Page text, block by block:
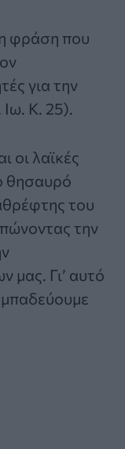
φράση που
για την
Κ. 25).
οι λαϊκές
θησαυρό
του
την
μας. Γι’ αυτό